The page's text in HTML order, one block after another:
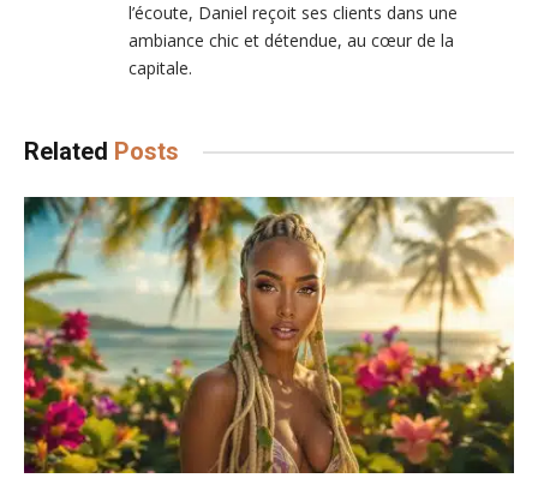
l’écoute, Daniel reçoit ses clients dans une
ambiance chic et détendue, au cœur de la
capitale.
Related Posts